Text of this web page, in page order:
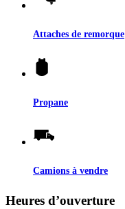
Attaches de remorque
Propane
Camions à vendre
Heures d’ouverture